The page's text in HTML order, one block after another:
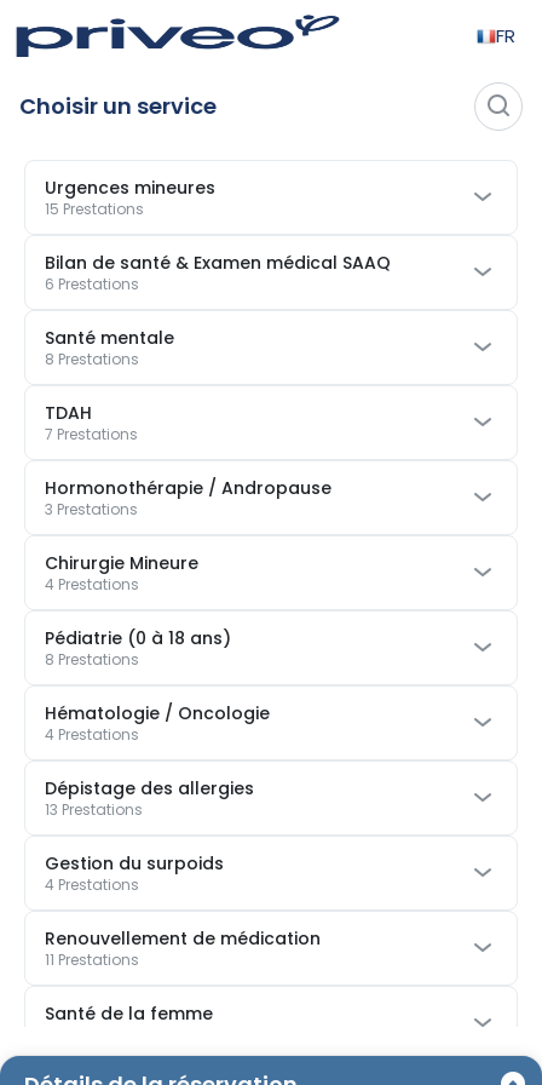
FR
Choisir un service
Urgences mineures
15 Prestations
Bilan de santé & Examen médical SAAQ
6 Prestations
Santé mentale
8 Prestations
TDAH
7 Prestations
Hormonothérapie / Andropause
3 Prestations
Chirurgie Mineure
4 Prestations
Pédiatrie (0 à 18 ans)
8 Prestations
Hématologie / Oncologie
4 Prestations
Dépistage des allergies
13 Prestations
Gestion du surpoids
4 Prestations
Renouvellement de médication
11 Prestations
Santé de la femme